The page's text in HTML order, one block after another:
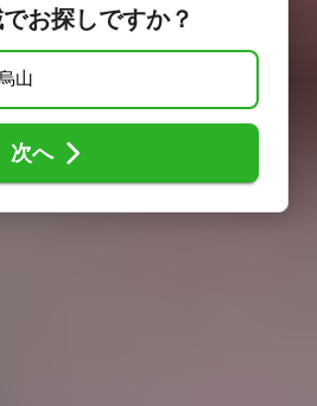
お探しですか？
次へ